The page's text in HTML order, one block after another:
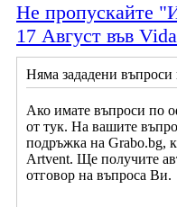
Не пропускайте
17 Август във
Няма зададени въпроси
Ако имате въпроси по
от тук. На вашите
подръжка на Grabo.bg,
Artvent. Ще получите
отговор на въпроса Ви.